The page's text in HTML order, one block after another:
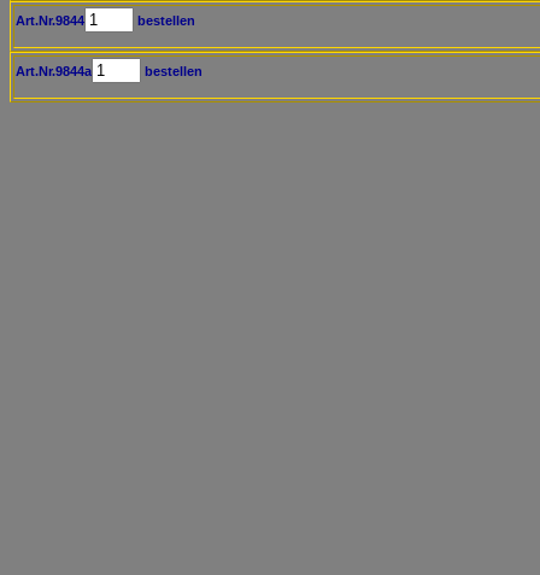
Art.Nr.9844 bestellen
Art.Nr.9844a bestellen